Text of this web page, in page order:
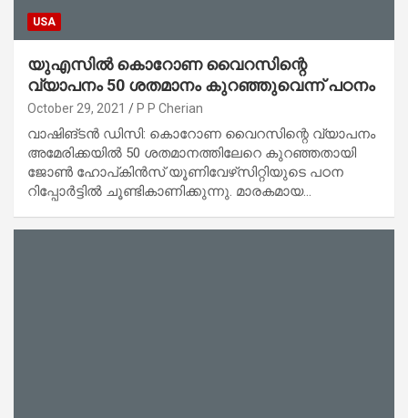
USA
യുഎസില്‍ കൊറോണ വൈറസിന്റെ
വ്യാപനം 50 ശതമാനം കുറഞ്ഞുവെന്ന് പഠനം
October 29, 2021 P P Cherian
വാഷിങ്ടന്‍ ഡിസി: കൊറോണ വൈറസിന്റെ വ്യാപനം
അമേരിക്കയില്‍ 50 ശതമാനത്തിലേറെ കുറഞ്ഞതായി
ജോണ്‍ ഹോപ്കിന്‍സ് യൂണിവേഴ്‌സിറ്റിയുടെ പഠന
റിപ്പോര്‍ട്ടില്‍ ചൂണ്ടികാണിക്കുന്നു. മാരകമായ…